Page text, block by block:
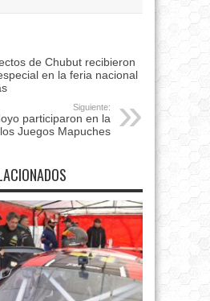
de Chubut recibieron
en la feria nacional
Siguiente:
participaron en la
Juegos Mapuches